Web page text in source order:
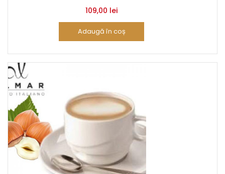
109,00 lei
Adaugă în coș